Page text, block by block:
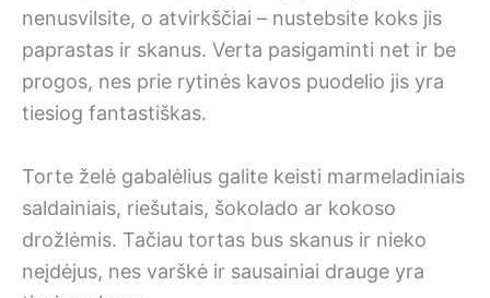
nenusvilsite, o atvirkščiai – nustebsite koks jis
paprastas ir skanus. Verta pasigaminti net ir be
progos, nes prie rytinės kavos puodelio jis yra
tiesiog fantastiškas.
Torte želė gabalėlius galite keisti marmeladiniais
saldainiais, riešutais, šokolado ar kokoso
drožlėmis. Tačiau tortas bus skanus ir nieko
neįdėjus, nes varškė ir sausainiai drauge yra